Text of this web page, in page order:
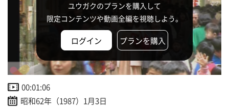
ユウガクのプランを購入して
限定コンテンツや動画全編を視聴しよう。
ログイン プランを購入
00:01:06
昭和62年（1987）1月3日